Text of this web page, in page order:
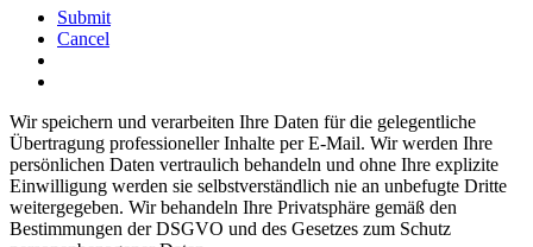
Submit
Cancel
Wir speichern und verarbeiten Ihre Daten für die gelegentliche
Übertragung professioneller Inhalte per E-Mail. Wir werden Ihre
persönlichen Daten vertraulich behandeln und ohne Ihre explizite
Einwilligung werden sie selbstverständlich nie an unbefugte Dritte
weitergegeben. Wir behandeln Ihre Privatsphäre gemäß den
Bestimmungen der DSGVO und des Gesetzes zum Schutz